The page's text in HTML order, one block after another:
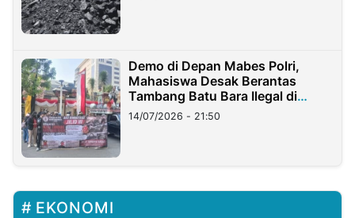
Demo di Depan Mabes Polri,
Mahasiswa Desak Berantas
Tambang Batu Bara Ilegal di
Lampung
14/07/2026 - 21:50
EKONOMI